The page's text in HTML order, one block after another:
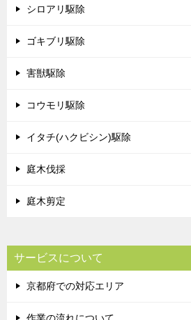
シロアリ駆除
ゴキブリ駆除
害獣駆除
コウモリ駆除
イタチ(ハクビシン)駆除
庭木伐採
庭木剪定
サービスについて
京都府での対応エリア
作業の流れについて